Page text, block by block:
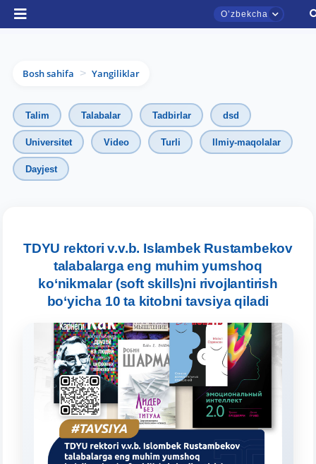
Oʼzbekcha
Bosh sahifa > Yangiliklar
Talim Talabalar Tadbirlar dsd
Universitet Video Turli Ilmiy-maqolalar
Dayjest
TDYU rektori v.v.b. Islambek Rustambekov
talabalarga eng muhim yumshoq
ko‘nikmalar (soft skills)ni rivojlantirish
bo‘yicha 10 ta kitobni tavsiya qiladi
TDYU qabul murojaatlari chati
chatiga xush kelibsiz.
Qabul bo'yicha murojaatlaringizni ushbu
chatda qoldiring.
Mavzuni tanlang — keyin shu mavzudagi aniq
savollar chiqadi:
1. Hujjatlar (bakalavr) (5)